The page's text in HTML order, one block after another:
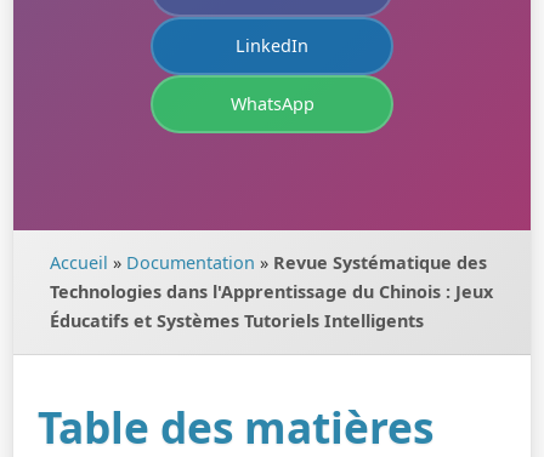
LinkedIn
WhatsApp
Accueil » Documentation » Revue Systématique des
Technologies dans l'Apprentissage du Chinois : Jeux
Éducatifs et Systèmes Tutoriels Intelligents
Table des matières